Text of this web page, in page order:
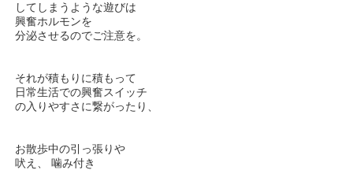
してしまうような遊びは
興奮ホルモンを
分泌させるのでご注意を。
それが積もりに積もって
日常生活での興奮スイッチ
の入りやすさに繋がったり、
お散歩中の引っ張りや
吠え、 噛み付き